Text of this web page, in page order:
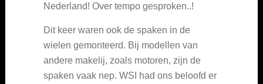
Nederland! Over tempo gesproken..!
Dit keer waren ook de spaken in de
wielen gemonteerd. Bij modellen van
andere makelij, zoals motoren, zijn de
spaken vaak nep. WSI had ons beloofd er